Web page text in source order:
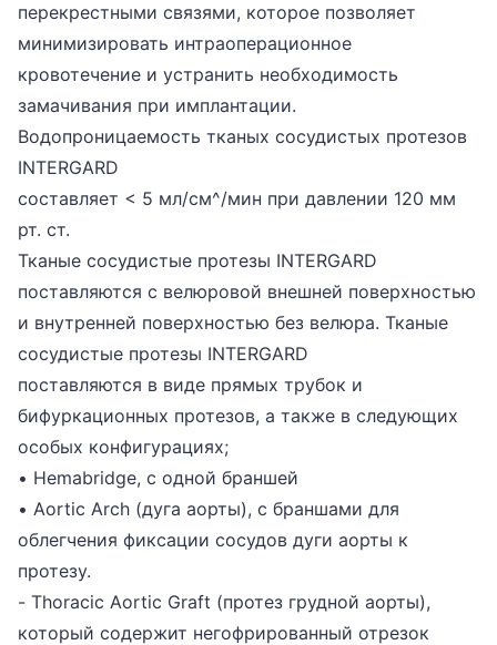
перекрестными связями, которое позволяет
минимизировать интраоперационное
кровотечение и устранить необходимость
замачивания при имплантации.
Водопроницаемость тканых сосудистых протезов
INTERGARD
составляет < 5 мл/см^/мин при давлении 120 мм
рт. ст.
Тканые сосудистые протезы INTERGARD
поставляются с велюровой внешней поверхностью
и внутренней поверхностью без велюра. Тканые
сосудистые протезы INTERGARD
поставляются в виде прямых трубок и
бифуркационных протезов, а также в следующих
особых конфигурациях;
• Hemabridge, с одной браншей
• Aortic Arch (дуга аорты), с браншами для
облегчения фиксации сосудов дуги аорты к
протезу.
- Thoracic Aortic Graft (протез грудной аорты),
который содержит негофрированный отрезок